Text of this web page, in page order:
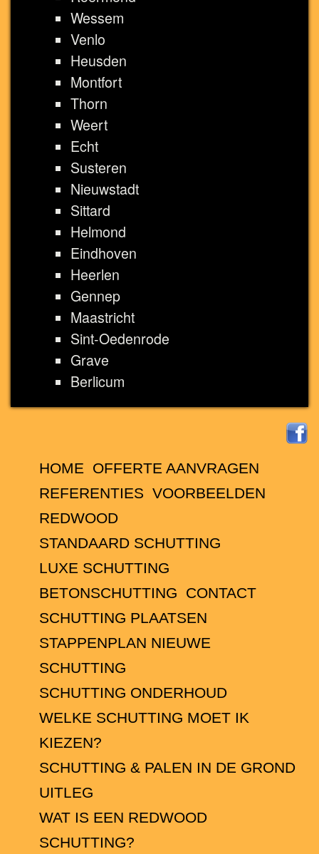
Wessem
Venlo
Heusden
Montfort
Thorn
Weert
Echt
Susteren
Nieuwstadt
Sittard
Helmond
Eindhoven
Heerlen
Gennep
Maastricht
Sint-Oedenrode
Grave
Berlicum
HOME
OFFERTE AANVRAGEN
REFERENTIES VOORBEELDEN
REDWOOD
STANDAARD SCHUTTING
LUXE SCHUTTING
BETONSCHUTTING
CONTACT
SCHUTTING PLAATSEN
STAPPENPLAN NIEUWE
SCHUTTING
SCHUTTING ONDERHOUD
WELKE SCHUTTING MOET IK
KIEZEN?
SCHUTTING & PALEN IN DE GROND
UITLEG
WAT IS EEN REDWOOD
SCHUTTING?